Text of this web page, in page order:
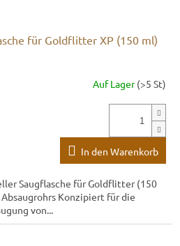
für Goldflitter XP (150 ml)
Auf Lager(>5 St)
In den Warenkorb
Saugflasche für Goldflitter (150
Konzipiert für die
von...